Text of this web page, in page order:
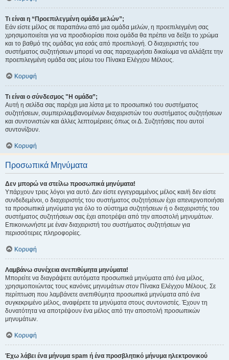
Τι είναι η “Προεπιλεγμένη ομάδα μελών”;
Εάν είστε μέλος σε παραπάνω από μια ομάδα μελών, η προεπιλεγμένη σας
χρησιμοποιείται για να προσδιορίσει ποια ομάδα θα πρέπει να δείξει το χρώμα
και το βαθμό της ομάδας για εσάς από προεπιλογή. Ο διαχειριστής του
συστήματος συζητήσεων μπορεί να σας παραχωρήσει δικαίωμα να αλλάξετε την
προεπιλεγμένη ομάδα σας μέσω του Πίνακα Ελέγχου Μέλους.
Κορυφή
Τι είναι ο σύνδεσμος "Η ομάδα”;
Αυτή η σελίδα σας παρέχει μια λίστα με το προσωπικό του συστήματος
συζητήσεων, συμπεριλαμβανομένων διαχειριστών του συστήματος συζητήσεων
και συντονιστών και άλλες λεπτομέρειες όπως οι Δ. Συζητήσεις που αυτοί
συντονίζουν.
Κορυφή
Προσωπικά Μηνύματα
Δεν μπορώ να στείλω προσωπικά μηνύματα!
Υπάρχουν τρεις λόγοι για αυτό. Δεν είστε εγγεγραμμένος μέλος και/ή δεν είστε
συνδεδεμένοι, ο διαχειριστής του συστήματος συζητήσεων έχει απενεργοποιήσει
τα προσωπικά μηνύματα για όλο το σύστημα συζητήσεων ή ο διαχειριστής του
συστήματος συζητήσεων σας έχει αποτρέψει από την αποστολή μηνυμάτων.
Επικοινωνήστε με έναν διαχειριστή του συστήματος συζητήσεων για
περισσότερες πληροφορίες.
Κορυφή
Λαμβάνω συνέχεια ανεπιθύμητα μηνύματα!
Μπορείτε να διαγράψετε αυτόματα προσωπικά μηνύματα από ένα μέλος,
χρησιμοποιώντας τους κανόνες μηνυμάτων στον Πίνακα Ελέγχου Μέλους. Σε
περίπτωση που λαμβάνετε ανεπιθύμητα προσωπικά μηνύματα από ένα
συγκεκριμένο μέλος, αναφέρετε τα μηνύματα στους συντονιστές. Έχουν τη
δυνατότητα να αποτρέψουν ένα μέλος από την αποστολή προσωπικών
μηνυμάτων.
Κορυφή
Έχω λάβει ένα μήνυμα spam ή ένα προσβλητικό μήνυμα ηλεκτρονικού